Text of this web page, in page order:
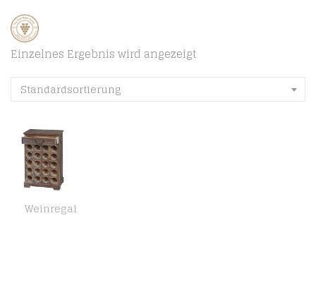
Einzelnes Ergebnis wird angezeigt
Standardsortierung
Weinregal